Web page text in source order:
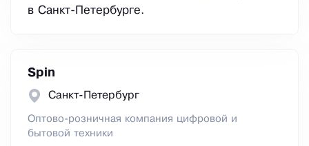
в Санкт-Петербурге.
Spin
Санкт-Петербург
Оптово-розничная компания цифровой и
бытовой техники